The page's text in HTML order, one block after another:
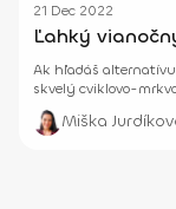
21 Dec 2022
Ľahký
Ak hľadáš
skvelý cviklovo-
Miška